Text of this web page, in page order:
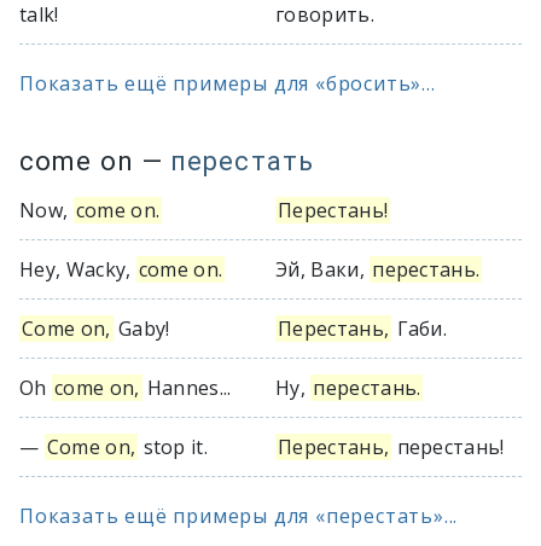
talk!
говорить.
Показать ещё примеры для «бросить»...
come on — перестать
Now, come on. Перестань!
Hey, Wacky, come on. Эй, Ваки, перестань.
Come on, Gaby! Перестань, Габи.
Oh come on, Hannes... Ну, перестань.
— Come on, stop it. Перестань, перестань!
Показать ещё примеры для «перестать»...